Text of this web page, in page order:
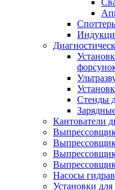
Стенды
Кантователи
Насосы
Установки